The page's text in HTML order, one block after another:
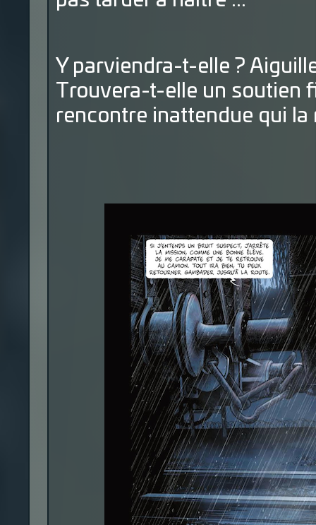
Y parviendra-t-elle ?
Trouvera-t-elle un soutien
rencontre inattendue qui la